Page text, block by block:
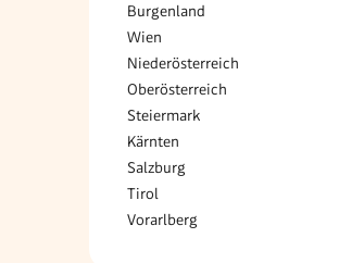
Burgenland
Wien
Niederösterreich
Oberösterreich
Steiermark
Kärnten
Salzburg
Tirol
Vorarlberg